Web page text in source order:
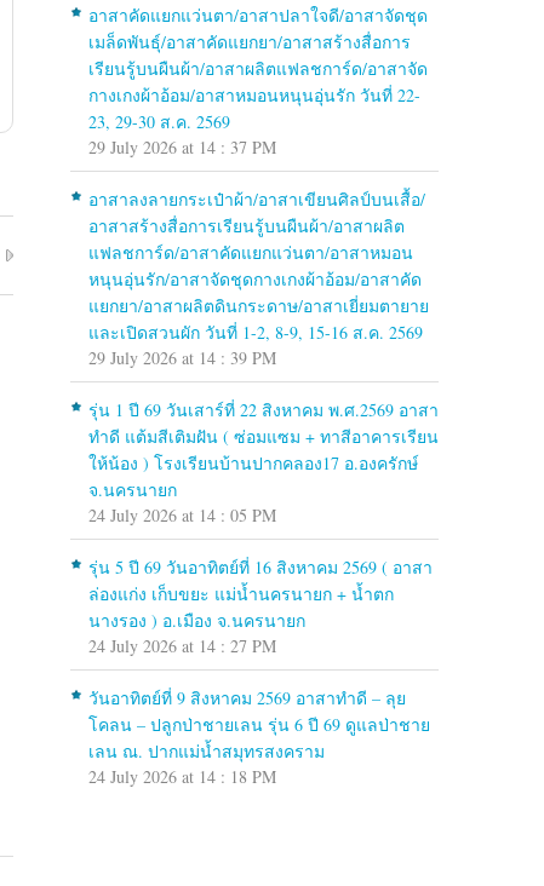
อาสาคัดแยกแว่นตา/อาสาปลาใจดี/อาสาจัดชุด
เมล็ดพันธุ์/อาสาคัดแยกยา/อาสาสร้างสื่อการ
เรียนรู้บนผืนผ้า/อาสาผลิตแฟลชการ์ด/อาสาจัด
กางเกงผ้าอ้อม/อาสาหมอนหนุนอุ่นรัก วันที่ 22-
23, 29-30 ส.ค. 2569
29 July 2026 at 14 : 37 PM
อาสาลงลายกระเป๋าผ้า/อาสาเขียนศิลป์บนเสื้อ/
อาสาสร้างสื่อการเรียนรู้บนผืนผ้า/อาสาผลิต
แฟลชการ์ด/อาสาคัดแยกแว่นตา/อาสาหมอน
หนุนอุ่นรัก/อาสาจัดชุดกางเกงผ้าอ้อม/อาสาคัด
แยกยา/อาสาผลิตดินกระดาษ/อาสาเยี่ยมตายาย
และเปิดสวนผัก วันที่ 1-2, 8-9, 15-16 ส.ค. 2569
29 July 2026 at 14 : 39 PM
รุ่น 1 ปี 69 วันเสาร์ที่ 22 สิงหาคม พ.ศ.2569 อาสา
ทำดี แต้มสีเติมฝัน ( ซ่อมแซม + ทาสีอาคารเรียน
ให้น้อง ) โรงเรียนบ้านปากคลอง17 อ.องครักษ์
จ.นครนายก
24 July 2026 at 14 : 05 PM
รุ่น 5 ปี 69 วันอาทิตย์ที่ 16 สิงหาคม 2569 ( อาสา
ล่องแก่ง เก็บขยะ แม่น้ำนครนายก + น้ำตก
นางรอง ) อ.เมือง จ.นครนายก
24 July 2026 at 14 : 27 PM
วันอาทิตย์ที่ 9 สิงหาคม 2569 อาสาทำดี – ลุย
โคลน – ปลูกป่าชายเลน รุ่น 6 ปี 69 ดูแลป่าชาย
เลน ณ. ปากแม่น้ำสมุทรสงคราม
24 July 2026 at 14 : 18 PM